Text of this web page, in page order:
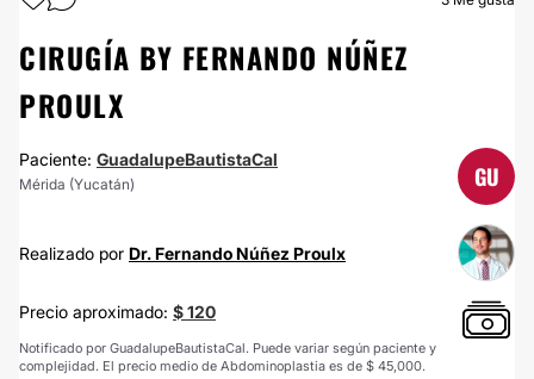
CIRUGÍA BY FERNANDO NÚÑEZ
PROULX
Paciente: GuadalupeBautistaCal
Mérida (Yucatán) GU
Realizado por Dr. Fernando Núñez Proulx
Precio aproximado: $ 120
Notificado por GuadalupeBautistaCal. Puede variar según paciente y
complejidad. El precio medio de Abdominoplastia es de $ 45,000.